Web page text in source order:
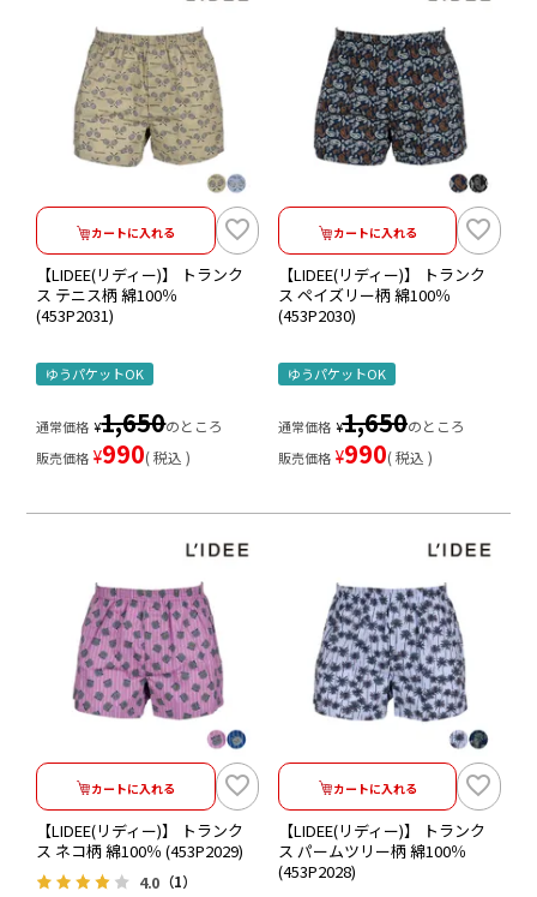
カートに入れる
【LIDEE(リディー)】 トランク
ス テニス柄 綿100％
(453P2031)
ゆうパケットOK
通常価格 ¥1,650のところ
販売価格 ¥990 税込
カートに入れる
【LIDEE(リディー)】 トランク
ス ペイズリー柄 綿100％
(453P2030)
ゆうパケットOK
通常価格 ¥1,650のところ
販売価格 ¥990 税込
カートに入れる
【LIDEE(リディー)】 トランク
ス ネコ柄 綿100％ (453P2029)
4.0 （1）
カートに入れる
【LIDEE(リディー)】 トランク
ス パームツリー柄 綿100％
(453P2028)